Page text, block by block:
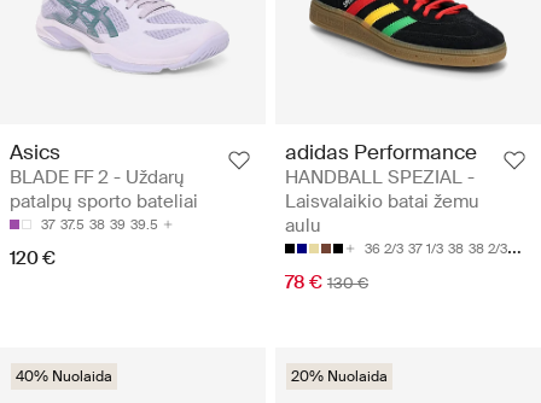
Asics
BLADE FF 2 - Uždarų
patalpų sporto bateliai
37 37.5 38 39 39.5
120 €
adidas Performance
HANDBALL SPEZIAL -
Laisvalaikio batai žemu
aulu
36 2/3 37 1/3 38 38 2/3 39
78 € 130 €
40% Nuolaida 20% Nuolaida